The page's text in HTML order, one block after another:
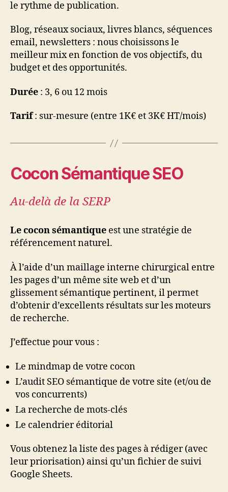
le rythme de publication.
Blog, réseaux sociaux, livres blancs, séquences
email, newsletters : nous choisissons le
meilleur mix en fonction de vos objectifs, du
budget et des opportunités.
Durée : 3, 6 ou 12 mois
Tarif: sur-mesure (entre 1K€ et 3K€ HT/mois)
Cocon Sémantique SEO
Au-delà de la SERP
Le cocon sémantique est une stratégie de
référencement naturel.
À l’aide d’un maillage interne chirurgical entre
les pages d’un même site web et d’un
glissement sémantique pertinent, il permet
d’obtenir d’excellents résultats sur les moteurs
de recherche.
J’effectue pour vous :
Le mindmap de votre cocon
L’audit SEO sémantique de votre site (et/ou de
vos concurrents)
La recherche de mots-clés
Le calendrier éditorial
Vous obtenez la liste des pages à rédiger (avec
leur priorisation) ainsi qu’un fichier de suivi
Google Sheets.